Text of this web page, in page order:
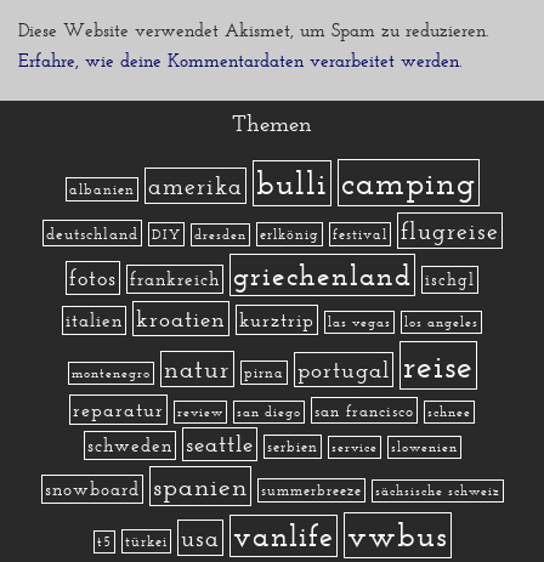
Diese Website verwendet Akismet, um Spam zu reduzieren.
Erfahre, wie deine Kommentardaten verarbeitet werden.
Themen
albanien amerika bulli camping
deutschland DIY dresden erlkönig festival flugreise
fotos frankreich griechenland ischgl
italien kroatien kurztrip las vegas los angeles
montenegro natur pirna portugal reise
reparatur review san diego san francisco schnee
schweden seattle serbien service slowenien
snowboard spanien summerbreeze sächsische schweiz
t5 türkei usa vanlife vwbus